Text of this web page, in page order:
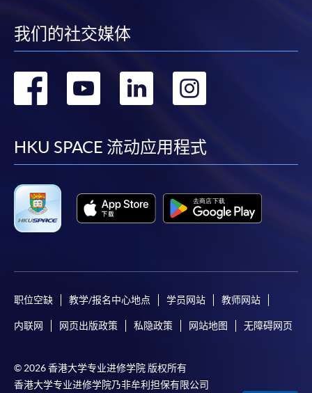
我们的社交媒体
转
facebook
转
youtube
转
linkedin
HKU SPACE 流动应用程式
职位空缺 教学/报名中心地点 学员网站 教师网站
内联网 网页出版政策 私隐政策 网站地图 无障碍网页
© 2026 香港大学专业进修学院 版权所有
香港大学专业进修学院乃非牟利担保有限公司